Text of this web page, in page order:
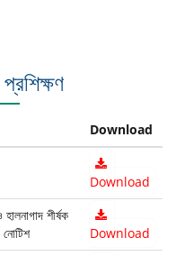
Download
Download
শীর্ষক
নোটিশ
Download